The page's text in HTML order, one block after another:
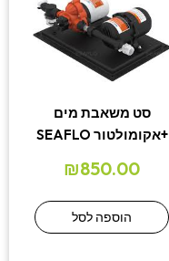
סט משאבת מים
+אקומולטור SEAFLO
₪850.00
הוספה לסל